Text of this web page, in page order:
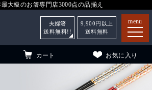
大級のお箸専門店3000点の品揃え
menu
カート お気に入り
夫婦箸
送料無料!!
9,900 円以上
送料無料